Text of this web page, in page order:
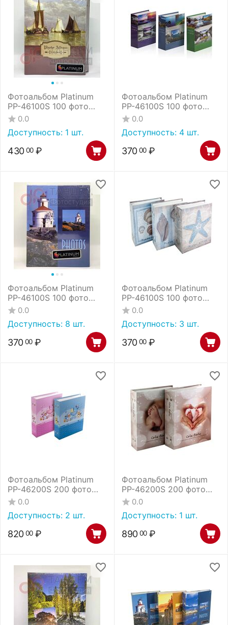
Фотоальбом Platinum
РР-46100S 100 фото
корабли (11927) /24
0.0
Доступность: 1 шт.
430 00 ₽
Фотоальбом Platinum
РР-46100S 100 фото
ландшафт - 1 (12226 - 1)
/24
0.0
Доступность: 4 шт.
370 00 ₽
Фотоальбом Platinum
РР-46100S 100 фото
ландшафт - 4 (11800)
/24
0.0
Доступность: 8 шт.
370 00 ₽
Фотоальбом Platinum
РР-46100S 100 фото
ракушки (12523) /24
0.0
Доступность: 3 шт.
370 00 ₽
Фотоальбом Platinum
РР-46200S 200 фото
детский альбом - 1
(22306) /12
0.0
Доступность: 2 шт.
820 00 ₽
Фотоальбом Platinum
РР-46200S 200 фото
детский альбом - 8
(22904) /12
0.0
Доступность: 1 шт.
890 00 ₽